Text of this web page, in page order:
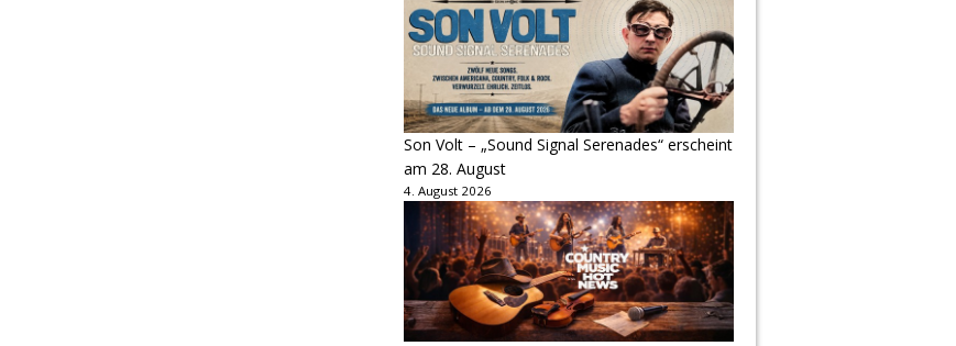
Son Volt – „Sound Signal Serenades“ erscheint
am 28. August
4. August 2026